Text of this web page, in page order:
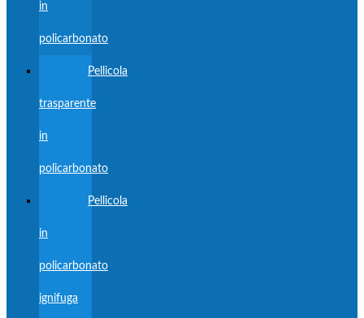
in
policarbonato
Pellicola
trasparente
in
policarbonato
Pellicola
in
policarbonato
ignifuga